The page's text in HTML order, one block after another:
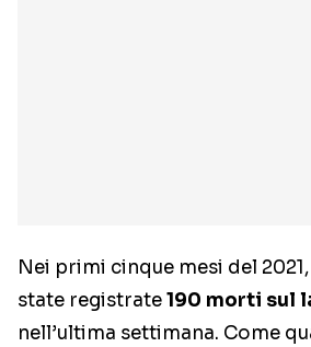
Nei primi cinque mesi del
state registrate190 morti sul
nell’ultima settimana. Come